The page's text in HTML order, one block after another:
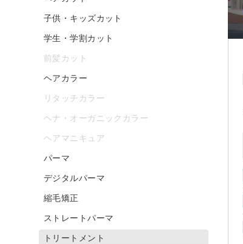
子供・キッズカット
学生・学割カット
前髪カット
ヘアカラー
リタッチカラー
ヘナ・オーガニックカラー
ヘアマニキュア
パーマ
デジタルパーマ
縮毛矯正
ストレートパーマ
トリートメント